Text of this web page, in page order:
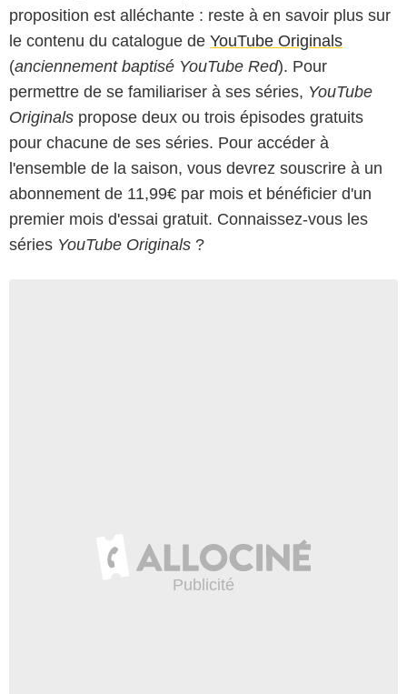
proposition est alléchante : reste à en savoir plus sur
le contenu du catalogue de YouTube Originals
(anciennement baptisé YouTube Red). Pour
permettre de se familiariser à ses séries, YouTube
Originals propose deux ou trois épisodes gratuits
pour chacune de ses séries. Pour accéder à
l'ensemble de la saison, vous devrez souscrire à un
abonnement de 11,99€ par mois et bénéficier d'un
premier mois d'essai gratuit. Connaissez-vous les
séries YouTube Originals ?